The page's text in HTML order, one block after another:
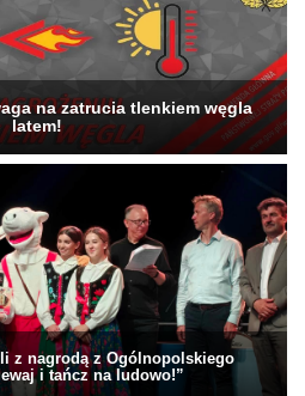
na zatrucia tlenkiem węgla
latem!
z nagrodą z Ogólnopolskiego
i tańcz na ludowo!”